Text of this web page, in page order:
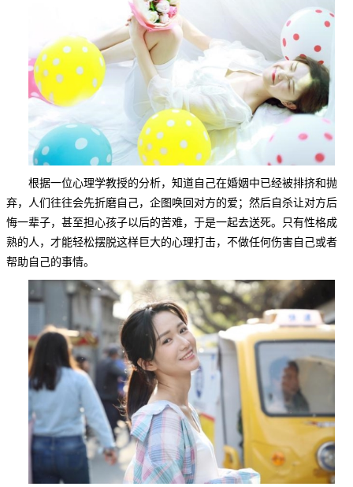
根据一位心理学教授的分析，知道自己在婚姻中已经被排挤和抛
弃，人们往往会先折磨自己，企图唤回对方的爱；然后自杀让对方后
悔一辈子，甚至担心孩子以后的苦难，于是一起去送死。只有性格成
熟的人，才能轻松摆脱这样巨大的心理打击，不做任何伤害自己或者
帮助自己的事情。